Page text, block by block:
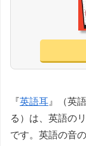
『英語耳 』（英
る）は、英語の
です。英語の音